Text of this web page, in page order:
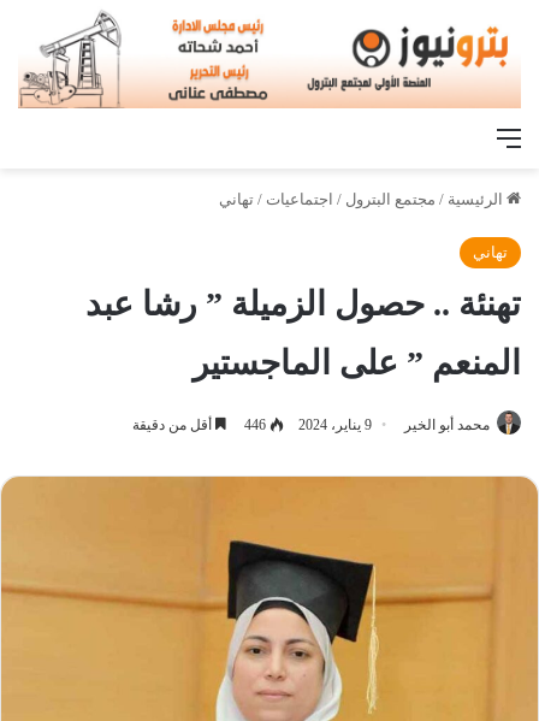
القائمة
الرئيسية / مجتمع البترول / اجتماعيات / تهاني
تهاني
تهنئة .. حصول الزميلة ” رشا عبد
المنعم ” على الماجستير
محمد أبو الخير 9 يناير، 2024 446 أقل من دقيقة